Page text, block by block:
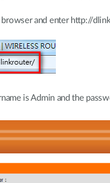
and enter http://
is Admin and the